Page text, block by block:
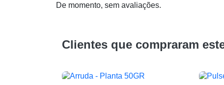
De momento, sem avaliações.
Clientes que compraram